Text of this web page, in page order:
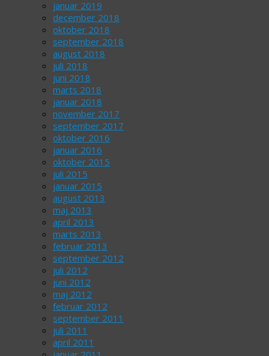
januar 2019
december 2018
oktober 2018
september 2018
august 2018
juli 2018
juni 2018
marts 2018
januar 2018
november 2017
september 2017
oktober 2016
januar 2016
oktober 2015
juli 2015
januar 2015
august 2013
maj 2013
april 2013
marts 2013
februar 2013
september 2012
juli 2012
juni 2012
maj 2012
februar 2012
september 2011
juli 2011
april 2011